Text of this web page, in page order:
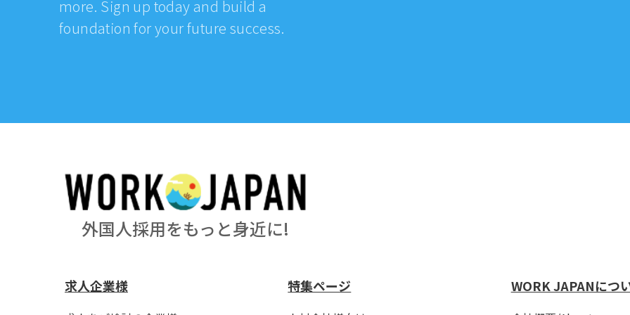
more. Sign up today and build a
foundation for your future success.
外国人採用をもっと身近に!
求人企業様 特集ページ WORK JAPANにつ